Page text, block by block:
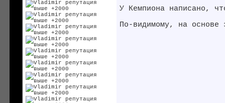
У Кемпиона написано,
По-видимому, на основе